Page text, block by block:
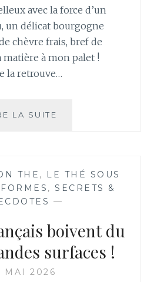
avec la force d’un
un délicat bourgogne
chèvre frais, bref de
à mon palet !
la retrouve…
LA SUITE
BON
MÉNAGE
!
THE ,
LE THÉ SOUS
, SECRETS &
—
boivent du
surfaces !
MAI 2026